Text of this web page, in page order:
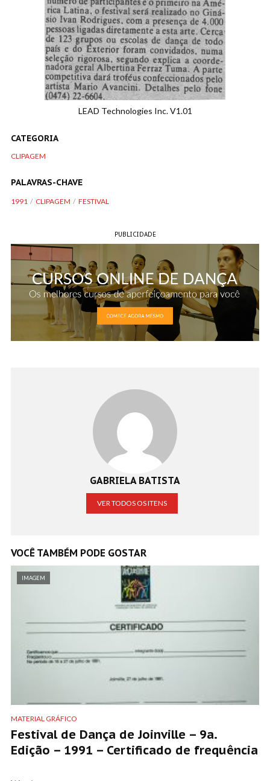
LEAD Technologies Inc. V1.01
CATEGORIA
CLIPAGEM
PALAVRAS-CHAVE
1991 CLIPAGEM FESTIVAL
PUBLICIDADE
GABRIELA BATISTA
VER TODOS OS ITENS
VOCÊ TAMBÉM PODE GOSTAR
IMAGEM
MATERIAL GRÁFICO
Festival de Dança de Joinville – 9a.
Edição – 1991 – Certificado de frequência